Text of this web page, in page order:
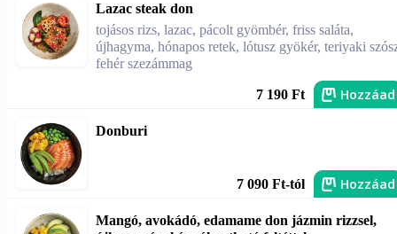
Lazac steak don
tojásos rizs, lazac, pácolt gyömbér, friss saláta,
újhagyma, hónapos retek, lótusz gyökér, teriyaki
fehér szezámmag
7 190 Ft Hozzáad
Donburi
7 090 Ft-tól Hozzáad
Mangó, avokádó, edamame don jázmin rizzsel,